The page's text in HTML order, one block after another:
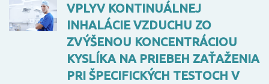
VPLYV KONTINUÁLNEJ
INHALÁCIE VZDUCHU ZO
ZVÝŠENOU KONCENTRÁCIOU
KYSLÍKA NA PRIEBEH ZAŤAŽENIA
PRI ŠPECIFICKÝCH TESTOCH V